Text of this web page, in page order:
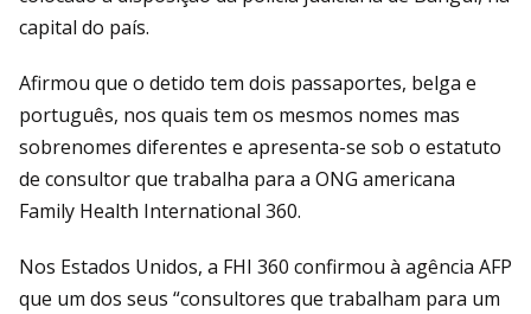
capital do país.
Afirmou que o detido tem dois passaportes, belga e
português, nos quais tem os mesmos nomes mas
sobrenomes diferentes e apresenta-se sob o estatuto
de consultor que trabalha para a ONG americana
Family Health International 360.
Nos Estados Unidos, a FHI 360 confirmou à agência AFP
que um dos seus “consultores que trabalham para um